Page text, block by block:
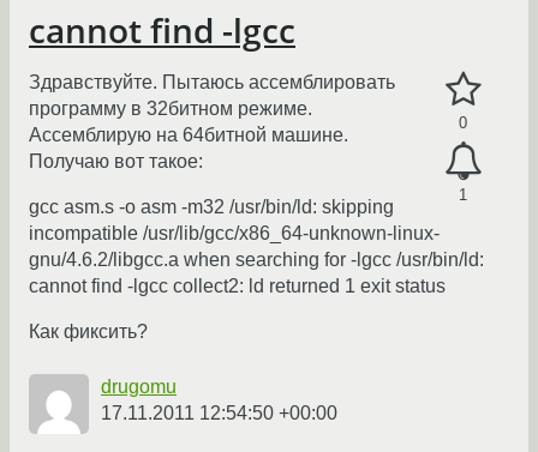
cannot find -lgcc
0
1
Здравствуйте. Пытаюсь ассемблировать
программу в 32битном режиме.
Ассемблирую на 64битной машине.
Получаю вот такое:
gcc asm.s -o asm -m32 /usr/bin/ld: skipping
incompatible /usr/lib/gcc/x86_64-unknown-linux-
gnu/4.6.2/libgcc.a when searching for -lgcc /usr/bin/ld:
cannot find -lgcc collect2: ld returned 1 exit status
Как фиксить?
drugomu
17.11.2011 12:54:50 +00:00